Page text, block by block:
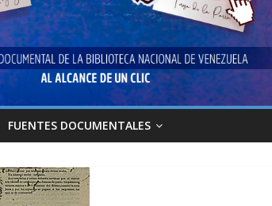
FUENTES DOCUMENTALES